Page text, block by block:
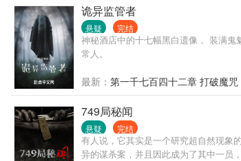
诡异监管者
悬疑 完结
神秘酒店中的十七幅黑白遗像， 装满
常人。
最新： 第一千七百四十二章 打破魔咒
749局秘闻
悬疑 完结
有人说，它其实是一个研究超自然现象
异的谋杀案，并且因此成为了其中一